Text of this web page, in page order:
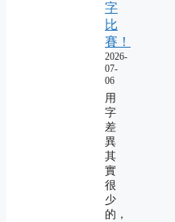
字
比
賽！
2026-
07-
06
用
字
差
異
其
實
很
少
的，